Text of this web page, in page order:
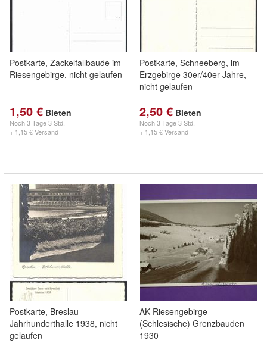
Postkarte, Zackelfallbaude im
Riesengebirge, nicht gelaufen
1,50 € Bieten
Noch3 Tage 3 Std.
+ 1,15 € Versand
Postkarte, Schneeberg, im
Erzgebirge 30er/40er Jahre,
nicht gelaufen
2,50 € Bieten
Noch3 Tage 3 Std.
+ 1,15 € Versand
Postkarte, Breslau
Jahrhunderthalle 1938, nicht
gelaufen
AK Riesengebirge
(Schlesische) Grenzbauden
1930